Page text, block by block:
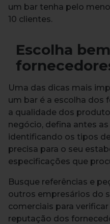
um bar tenha pelo
10 clientes.
Escolha
Uma das dicas mais
um bar é a escolha dos
a qualidade dos
negócio, defina antes
identificando os tipos
precisa para o seu
especificações que
Busque referências e
outros empresários do
comerciais para verificar
reputação dos